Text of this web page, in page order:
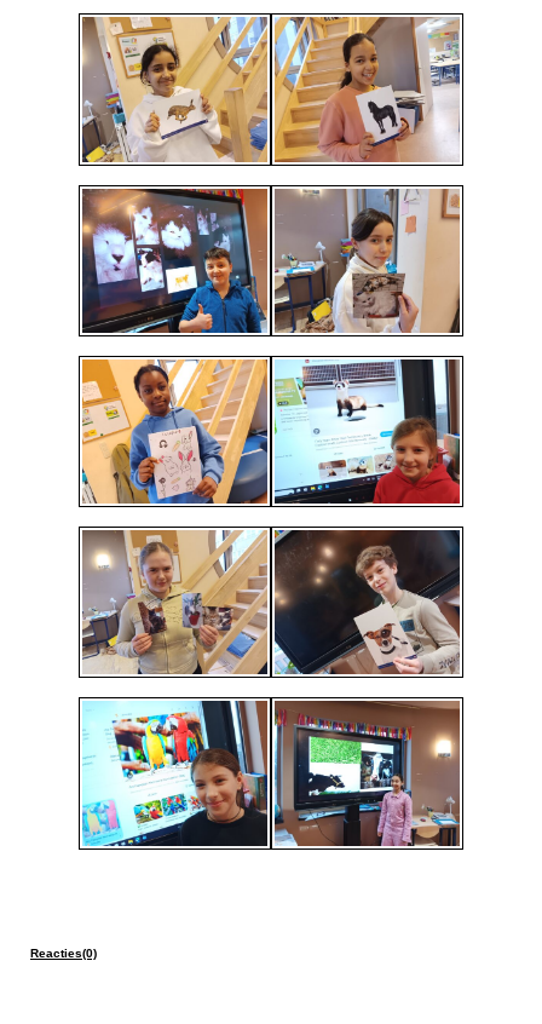
Reacties(0)